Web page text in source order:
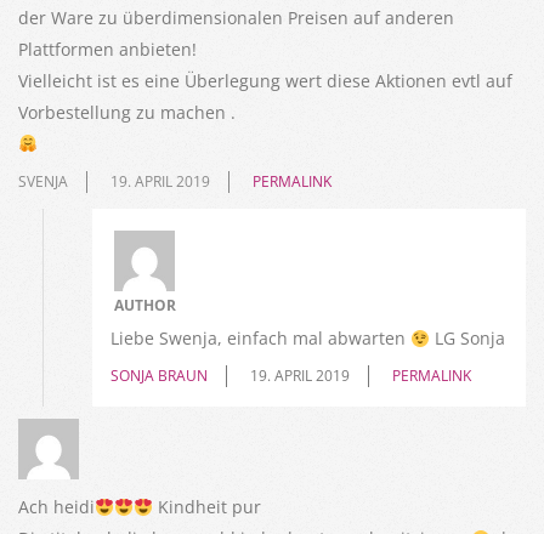
der Ware zu überdimensionalen Preisen auf anderen
Plattformen anbieten!
Vielleicht ist es eine Überlegung wert diese Aktionen evtl auf
Vorbestellung zu machen .
SVENJA 19. APRIL 2019 PERMALINK
AUTHOR
Liebe Swenja, einfach mal abwarten LG Sonja
SONJA BRAUN 19. APRIL 2019 PERMALINK
Ach heidi
Kindheit pur